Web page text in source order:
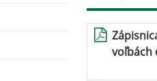
voľbách